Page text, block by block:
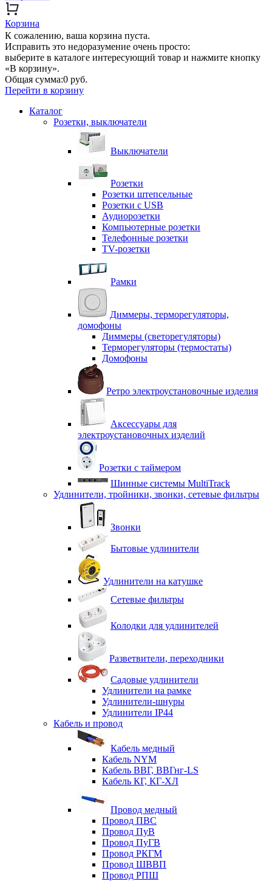
Корзина
К сожалению, ваша корзина пуста.
Исправить это недоразумение очень просто:
выберите в каталоге интересующий товар и нажмите кнопку
«В корзину».
Общая сумма:0 руб.
Перейти в корзину
Каталог
Розетки, выключатели
Выключатели
Розетки
Розетки штепсельные
Розетки с USB
Аудиорозетки
Компьютерные розетки
Телефонные розетки
TV-розетки
Рамки
Диммеры, терморегуляторы,
домофоны
Диммеры (светорегуляторы)
Терморегуляторы (термостаты)
Домофоны
Ретро электроустановочные изделия
Аксессуары для
электроустановочных изделий
Розетки с таймером
Шинные системы MultiTrack
Удлинители, тройники, звонки, сетевые фильтры
Звонки
Бытовые удлинители
Удлинители на катушке
Сетевые фильтры
Колодки для удлинителей
Разветвители, переходники
Садовые удлинители
Удлинители на рамке
Удлинители-шнуры
Удлинители IP44
Кабель и провод
Кабель медный
Кабель NYM
Кабель ВВГ, ВВГнг-LS
Кабель КГ, КГ-ХЛ
Провод медный
Провод ПВС
Провод ПуВ
Провод ПуГВ
Провод РКГМ
Провод ШВВП
Провод РПШ